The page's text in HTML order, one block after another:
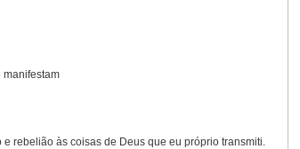
manifestam
rebelião às coisas de Deus que eu próprio transmiti.